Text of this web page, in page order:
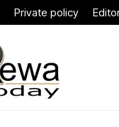
Private policy